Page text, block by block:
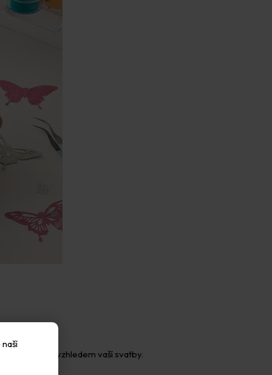
s celkovým vzhledem vaší svatby.